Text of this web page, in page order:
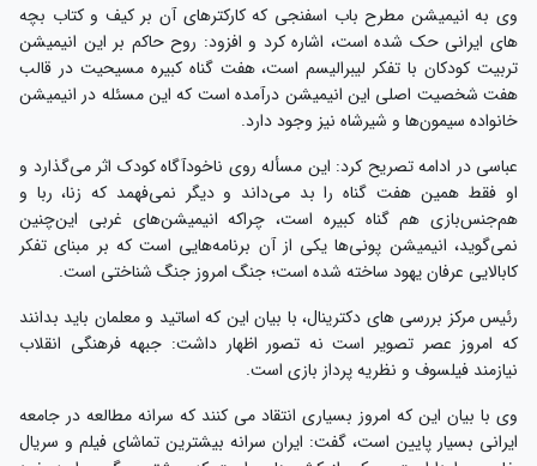
وی به انیمیشن مطرح باب اسفنجی که کارکترهای آن بر کیف و کتاب بچه
های ایرانی حک شده است، اشاره کرد و افزود: روح حاکم بر این انیمیشن
تربیت کودکان با تفکر لیبرالیسم است، هفت گناه کبیره مسیحیت در قالب
هفت شخصیت اصلی این انیمیشن درآمده است که این مسئله در انیمیشن
خانواده سیمون‌ها و شیرشاه نیز وجود دارد.
عباسی در ادامه تصریح کرد: این مسأله روی ناخودآگاه کودک اثر می‌گذارد و
او فقط همین هفت گناه را بد می‌داند و دیگر نمی‌فهمد که زنا، ربا و
هم‌جنس‌بازی هم گناه کبیره است، چراکه انیمیشن‌های غربی این‌چنین
نمی‌گوید، انیمیشن پونی‌ها یکی از آن برنامه‌هایی است که بر مبنای تفکر
کابالایی عرفان یهود ساخته‌ شده است؛ جنگ امروز جنگ شناختی است.
رئیس مرکز بررسی های دکترینال، با بیان این که اساتید و معلمان باید بدانند
که امروز عصر تصویر است نه تصور اظهار داشت: جبهه فرهنگی انقلاب
نیازمند فیلسوف و نظریه پرداز بازی است.
وی با بیان این که امروز بسیاری انتقاد می کنند که سرانه مطالعه در جامعه
ایرانی بسیار پایین است، گفت: ایران سرانه بیشترین تماشای فیلم و سریال